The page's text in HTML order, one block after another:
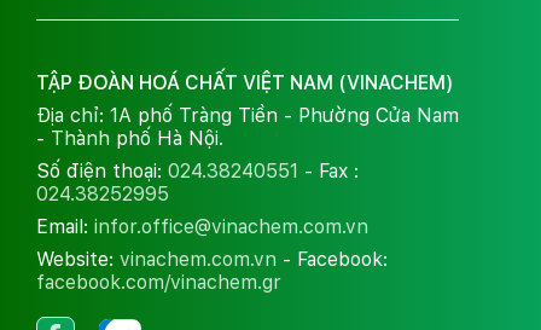
TẬP ĐOÀN HOÁ CHẤT VIỆT NAM (VINACHEM)
Địa chỉ: 1A phố Tràng Tiền - Phường Cửa Nam
- Thành phố Hà Nội.
Số điện thoại: 024.38240551 - Fax :
024.38252995
Email: infor.office@vinachem.com.vn
Website: vinachem.com.vn - Facebook:
facebook.com/vinachem.gr